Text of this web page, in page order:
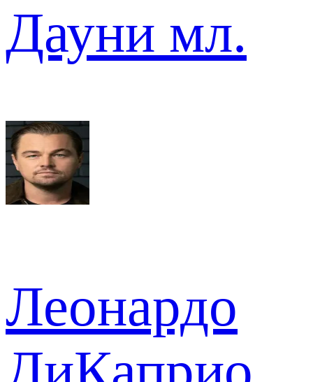
Дауни мл.
Леонардо